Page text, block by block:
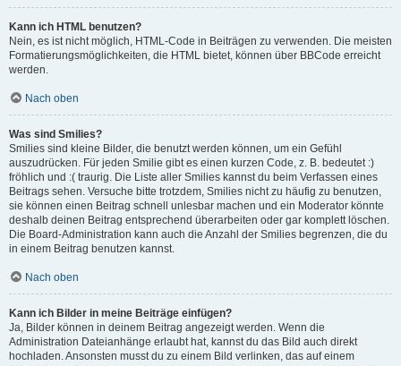
Kann ich HTML benutzen?
Nein, es ist nicht möglich, HTML-Code in Beiträgen zu verwenden. Die meisten
Formatierungsmöglichkeiten, die HTML bietet, können über BBCode erreicht
werden.
Nach oben
Was sind Smilies?
Smilies sind kleine Bilder, die benutzt werden können, um ein Gefühl
auszudrücken. Für jeden Smilie gibt es einen kurzen Code, z. B. bedeutet :)
fröhlich und :( traurig. Die Liste aller Smilies kannst du beim Verfassen eines
Beitrags sehen. Versuche bitte trotzdem, Smilies nicht zu häufig zu benutzen,
sie können einen Beitrag schnell unlesbar machen und ein Moderator könnte
deshalb deinen Beitrag entsprechend überarbeiten oder gar komplett löschen.
Die Board-Administration kann auch die Anzahl der Smilies begrenzen, die du
in einem Beitrag benutzen kannst.
Nach oben
Kann ich Bilder in meine Beiträge einfügen?
Ja, Bilder können in deinem Beitrag angezeigt werden. Wenn die
Administration Dateianhänge erlaubt hat, kannst du das Bild auch direkt
hochladen. Ansonsten musst du zu einem Bild verlinken, das auf einem